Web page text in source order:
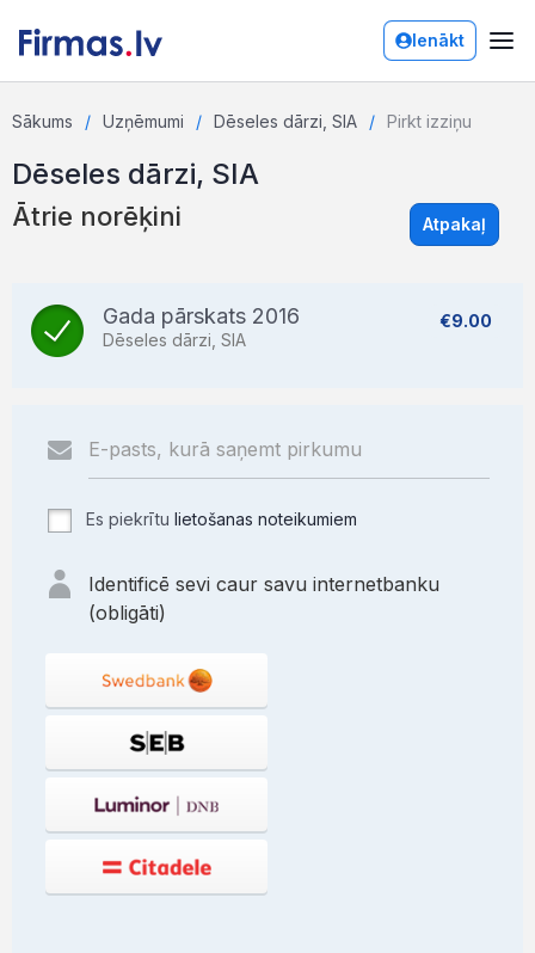
Ienākt
Sākums Uzņēmumi Dēseles dārzi, SIA Pirkt izziņu
Dēseles dārzi, SIA
Ātrie norēķini Atpakaļ
Gada pārskats 2016
Dēseles dārzi, SIA
€9.00
Es piekrītu lietošanas noteikumiem
Identificē sevi caur savu internetbanku
(obligāti)